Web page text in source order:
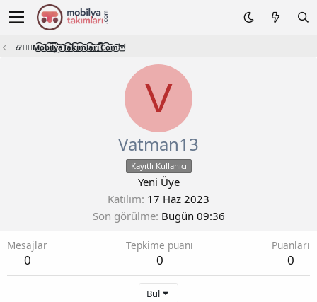
📿🧙‍♂️M͜͡o͜͡b͜͡i͜͡l͜͡y͜͡a͜͡T͜͡a͜͡k͜͡i͜͡m͜͡l͜͡a͜͡r͜͡i͜͡.͜͡C͜͡o͜͡m͜͡🦉
V
Vatman13
Kayıtlı Kullanıcı
Yeni Üye
Katılım 17 Haz 2023
Son görülme Bugün 09:36
Mesajlar
0
Tepkime puanı
0
Puanları
0
Bul